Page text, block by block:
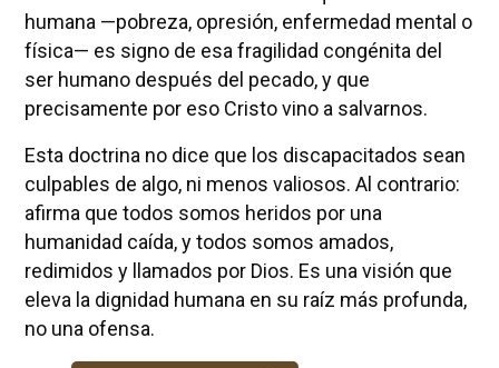
humana —pobreza, opresión, enfermedad mental o
física— es signo de esa fragilidad congénita del
ser humano después del pecado, y que
precisamente por eso Cristo vino a salvarnos.
Esta doctrina no dice que los discapacitados sean
culpables de algo, ni menos valiosos. Al contrario:
afirma que todos somos heridos por una
humanidad caída, y todos somos amados,
redimidos y llamados por Dios. Es una visión que
eleva la dignidad humana en su raíz más profunda,
no una ofensa.